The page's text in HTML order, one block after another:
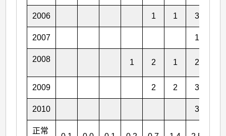
2006 1 1 3
2007 1
2008 1 2 1 2
2009 2 2 3
2010 3
正常